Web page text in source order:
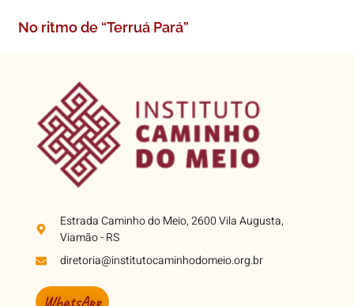
No ritmo de “Terruá Pará”
Estrada Caminho do Meio, 2600 Vila Augusta,
Viamão - RS
diretoria@institutocaminhodomeio.org.br
WhatsApp